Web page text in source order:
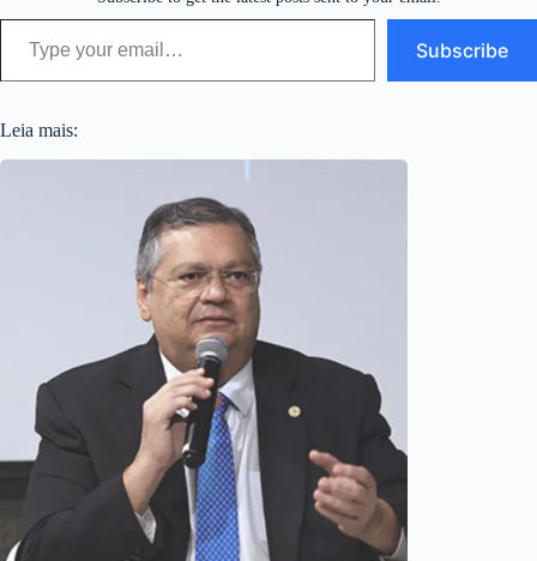
Type your email…
Subscribe
Leia mais: